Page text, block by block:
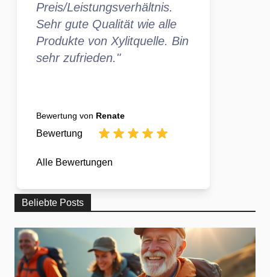
Preis/Leistungsverhältnis.
Sehr gute Qualität wie alle
Produkte von Xylitquelle. Bin
sehr zufrieden."
Bewertung von Renate
Bewertung
Alle Bewertungen
Beliebte Posts